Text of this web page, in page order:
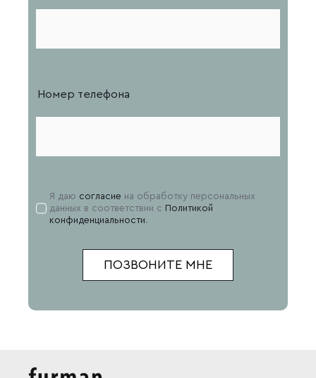
Номер телефона
Я даю согласие на обработку персональных
данных в соответствии с Политикой
конфиденциальности.
ПОЗВОНИТЕ МНЕ